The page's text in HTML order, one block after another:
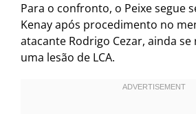
Para o confronto, o Peixe segue
Kenay após procedimento no
atacante Rodrigo Cezar, ainda
uma lesão de LCA.